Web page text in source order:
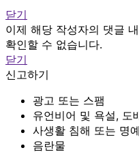
닫기
이제 해당 작성자의 댓글
확인할 수 없습니다.
닫기
신고하기
광고 또는 스팸
유언비어 및 욕설, 도
사생활 침해 또는 명
음란물